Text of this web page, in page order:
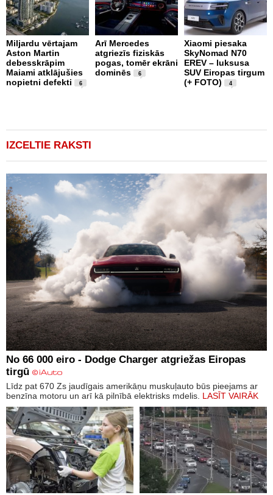
Miljardu vērtajam
Aston Martin
debesskrāpim
Maiami atklājušies
nopietni defekti
6
Arī Mercedes
atgriezīs fiziskās
pogas, tomēr ekrāni
dominēs
6
Xiaomi piesaka
SkyNomad N70
EREV – luksusa
SUV Eiropas tirgum
(+ FOTO)
4
IZCELTIE RAKSTI
No 66 000 eiro - Dodge Charger atgriežas Eiropas
tirgū
Līdz pat 670 Zs jaudīgais amerikāņu muskuļauto būs pieejams ar
benzīna motoru un arī kā pilnībā elektrisks mdelis. LASĪT VAIRĀK